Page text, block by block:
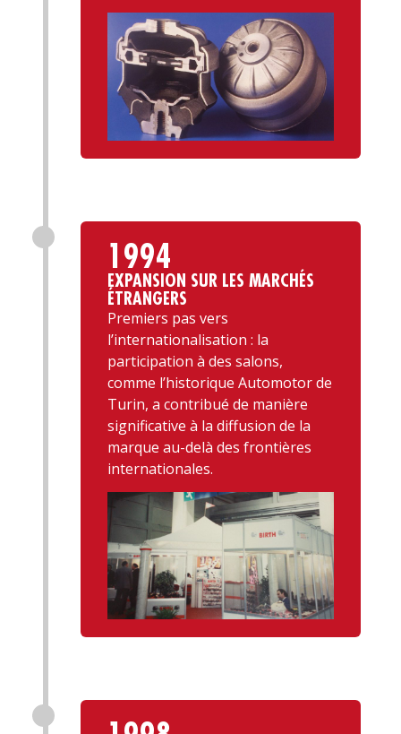
1994
EXPANSION SUR LES MARCHÉS
ÉTRANGERS
Premiers pas vers
l’internationalisation : la
participation à des salons,
comme l’historique Automotor de
Turin, a contribué de manière
significative à la diffusion de la
marque au-delà des frontières
internationales.